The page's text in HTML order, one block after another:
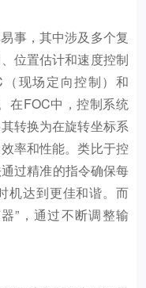
事，其中涉及多个复
位置估计和速度控制
现场定向控制）和
在FOC中，控制系统
转换为在旋转坐标系
率和性能。类比于控
过精准的指令确保每
机达到更佳和谐。而
”，通过不断调整输